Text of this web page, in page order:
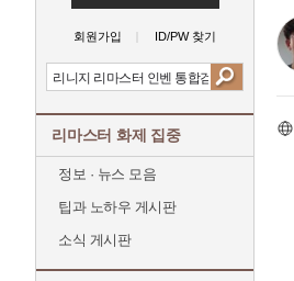
회원가입 ID/PW 찾기
리마스터 화제 집중
정보 · 뉴스 모음
팁과 노하우 게시판
소식 게시판